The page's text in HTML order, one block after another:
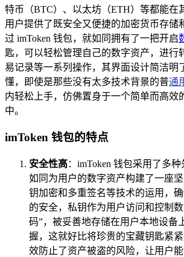
特币（BTC）、以太坊（ETH）等都能在
用户提供了既安全又便捷的加密货币存储
过 imToken 钱包，就如同拥有了一把开启
匙，可以轻松管理自己的数字资产，进行
易记录等一系列操作，其界面设计简洁明
懂，即使是那些没有太多技术背景的普通
内轻松上手，仿佛置身于一个简单而高效
中。
imToken 钱包的特点
安全性高：imToken 钱包采用了多种
如同为用户的数字资产构建了一座
钥加密和多重签名等技术的运用，
的安全，私钥作为用户访问和控制
码”，被妥善地存储在用户本地设备
握，这就好比将珍贵的宝藏钥匙紧
效防止了资产被盗的风险，让用户